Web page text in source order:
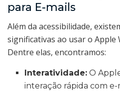
para E-mails
Além da acessibilidade,
significativas ao usar o Apple
Dentre elas, encontramos:
Interatividade: O
interação rápida com